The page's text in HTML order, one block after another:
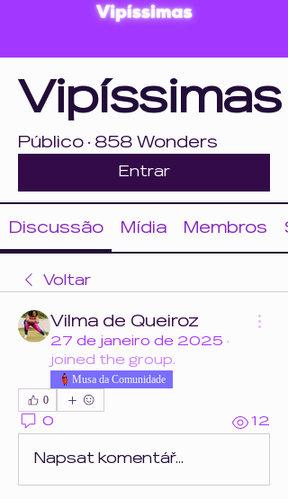
Vipíssimas
Público · 858 Wonders
Entrar
Discussão Mídia Membros
Voltar
Vilma de Queiroz
27 de janeiro de 2025 ·
joined the group.
Musa da Comunidade
0
0 12
Napsat komentář...